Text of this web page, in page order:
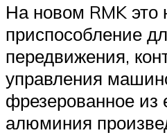
На новом RMK это
приспособление
передвижения,
управления
фрезерованное из
алюминия